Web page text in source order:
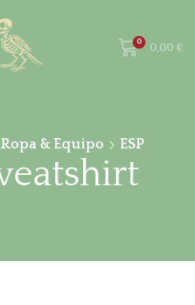
0 0,00 €
Ropa & Equipo ESP